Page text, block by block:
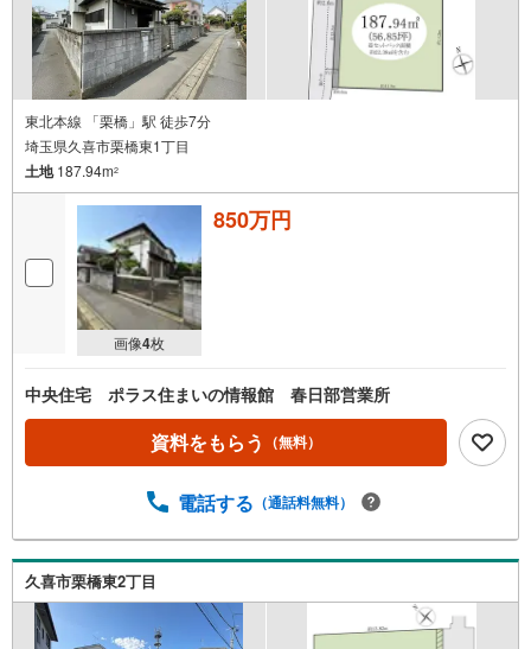
東北本線 「栗橋」駅 徒歩7分
埼玉県久喜市栗橋東1丁目
土地187.94m2
画像4枚
850万円
中央住宅 ポラス住まいの情報館 春日部営業所
資料をもらう （無料）
電話する （通話料無料）
久喜市栗橋東2丁目